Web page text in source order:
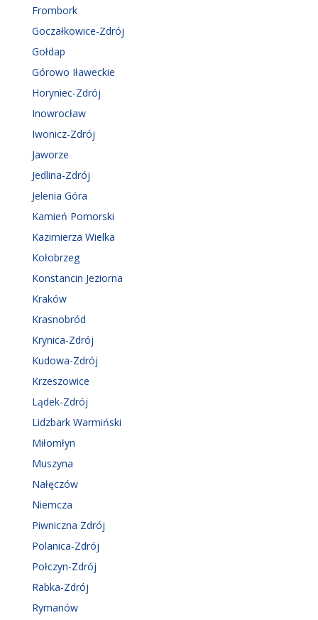
Frombork
Goczałkowice-Zdrój
Gołdap
Górowo Iławeckie
Horyniec-Zdrój
Inowrocław
Iwonicz-Zdrój
Jaworze
Jedlina-Zdrój
Jelenia Góra
Kamień Pomorski
Kazimierza Wielka
Kołobrzeg
Konstancin Jeziorna
Kraków
Krasnobród
Krynica-Zdrój
Kudowa-Zdrój
Krzeszowice
Lądek-Zdrój
Lidzbark Warmiński
Miłomłyn
Muszyna
Nałęczów
Niemcza
Piwniczna Zdrój
Polanica-Zdrój
Połczyn-Zdrój
Rabka-Zdrój
Rymanów